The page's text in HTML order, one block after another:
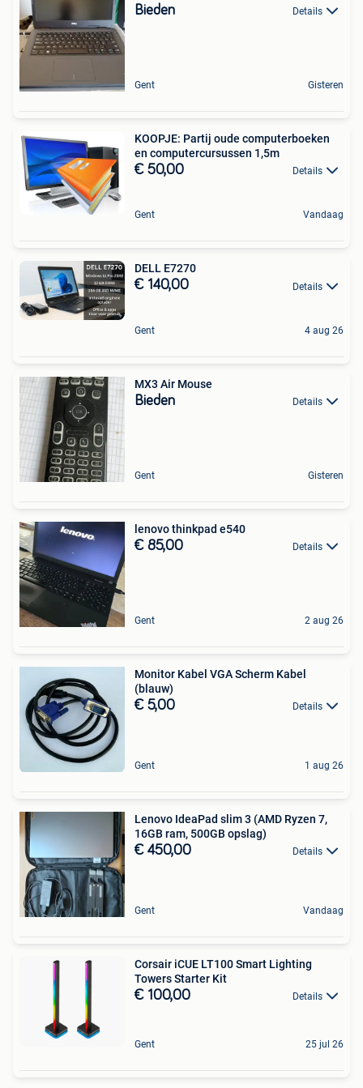
Bieden Details
Gent Gisteren
KOOPJE: Partij oude computerboeken
en computercursussen 1,5m
€ 50,00 Details
Gent Vandaag
DELL E7270
€ 140,00 Details
Gent 4 aug 26
MX3 Air Mouse
Bieden Details
Gent Gisteren
lenovo thinkpad e540
€ 85,00 Details
Gent 2 aug 26
Monitor Kabel VGA Scherm Kabel
(blauw)
€ 5,00 Details
Gent 1 aug 26
Lenovo IdeaPad slim 3 (AMD Ryzen 7,
16GB ram, 500GB opslag)
€ 450,00 Details
Gent Vandaag
Corsair iCUE LT100 Smart Lighting
Towers Starter Kit
€ 100,00 Details
Gent 25 jul 26